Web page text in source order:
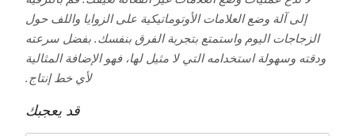
إلى آلة وضع العلامات الأوتوماتيكية على الزوايا واللف حول
الزجاجات اليوم واستمتع بتجربة الفرق بنفسك. بفضل سرعته
ودقته وسهولة استخدامه التي لا مثيل لها، فهو الإضافة المثالية
لأي خط إنتاج.
قد يعجبك